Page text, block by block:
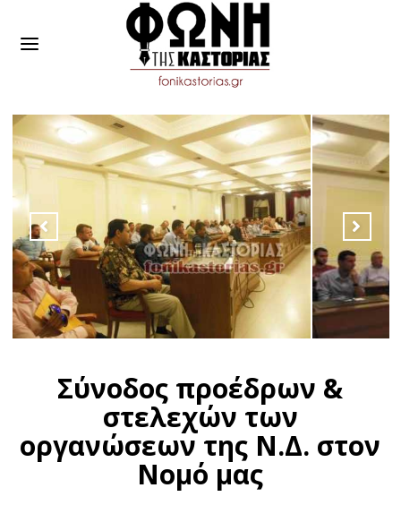
Σύνοδος προέδρων &
στελεχών των
οργανώσεων της Ν.Δ. στον
Νομό μας